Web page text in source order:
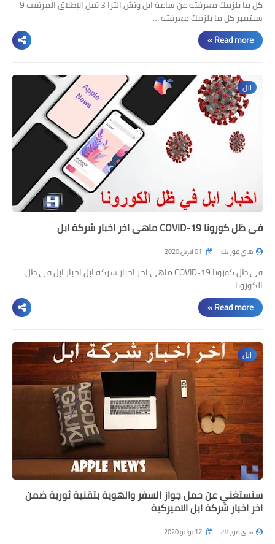
كل ما يلزمك معرفته عن ساعة ابل وتش الترا 3 قبل الإطلاق المرتقب 9
سبتمبر كل ما يلزمك معرفته …
Read more »
ابل
في ظل كورونا COVID-19 ماهي اخر اخبار شركة ابل
هاي فور تك
في ظل كورونا COVID-19 ماهي اخر اخبار شركة ابل اخبار ابل في ظل
الكورونا
Read more »
ابل
ستستغني عن حمل جواز السفر والهوية بتقنية ثورية ضمن
اخر اخبار شركة ابل الاميركية
هاي فور تك